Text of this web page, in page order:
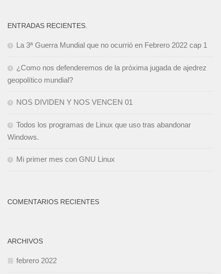
ENTRADAS RECIENTES.
La 3ª Guerra Mundial que no ocurrió en Febrero 2022 cap 1
¿Como nos defenderemos de la próxima jugada de ajedrez
geopolítico mundial?
NOS DIVIDEN Y NOS VENCEN 01
Todos los programas de Linux que uso tras abandonar
Windows.
Mi primer mes con GNU Linux
COMENTARIOS RECIENTES
ARCHIVOS
febrero 2022